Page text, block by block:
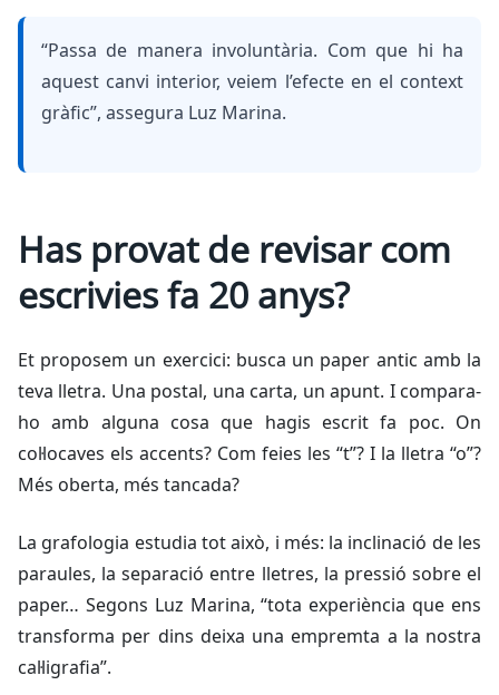
“Passa de manera involuntària. Com que hi ha
aquest canvi interior, veiem l’efecte en el context
gràfic”, assegura Luz Marina.
Has provat de revisar com
escrivies fa 20 anys?
Et proposem un exercici: busca un paper antic amb la
teva lletra. Una postal, una carta, un apunt. I compara-
ho amb alguna cosa que hagis escrit fa poc. On
col·locaves els accents? Com feies les “t”? I la lletra “o”?
Més oberta, més tancada?
La grafologia estudia tot això, i més: la inclinació de les
paraules, la separació entre lletres, la pressió sobre el
paper… Segons Luz Marina, “tota experiència que ens
transforma per dins deixa una empremta a la nostra
cal·ligrafia”.